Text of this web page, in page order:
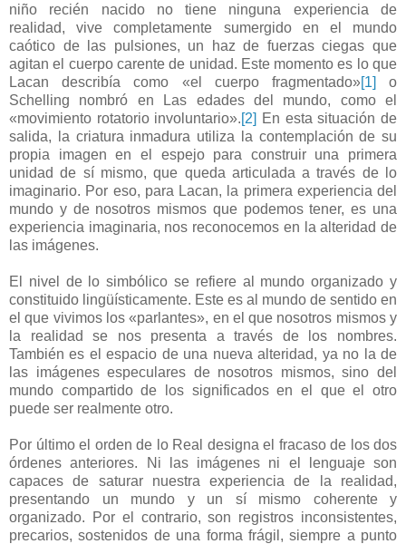
niño recién nacido no tiene ninguna experiencia de
realidad, vive completamente sumergido en el mundo
caótico de las pulsiones, un haz de fuerzas ciegas que
agitan el cuerpo carente de unidad. Este momento es lo que
Lacan describía como «el cuerpo fragmentado»[1]
o
Schelling nombró en Las edades del mundo, como el
«movimiento rotatorio involuntario».[2] En esta situación de
salida, la criatura inmadura utiliza la contemplación de su
propia imagen en el espejo para construir una primera
unidad de sí mismo, que queda articulada a través de lo
imaginario. Por eso, para Lacan, la primera experiencia del
mundo y de nosotros mismos que podemos tener, es una
experiencia imaginaria, nos reconocemos en la alteridad de
las imágenes.
El nivel de lo simbólico se refiere al mundo organizado y
constituido lingüísticamente. Este es al mundo de sentido en
el que vivimos los «parlantes», en el que nosotros mismos y
la realidad se nos presenta a través de los nombres.
También es el espacio de una nueva alteridad, ya no la de
las imágenes especulares de nosotros mismos, sino del
mundo compartido de los significados en el que el otro
puede ser realmente otro.
Por último el orden de lo Real designa el fracaso de los dos
órdenes anteriores. Ni las imágenes ni el lenguaje son
capaces de saturar nuestra experiencia de la realidad,
presentando un mundo y un sí mismo coherente y
organizado. Por el contrario, son registros inconsistentes,
precarios, sostenidos de una forma frágil, siempre a punto